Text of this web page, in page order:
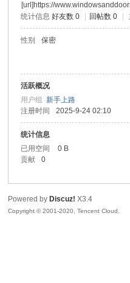
[url]https://
统计信息 好友数 0 回帖数 0
性别 保密
活跃概况
用户组新手上路
注册时间
2025-9-24 02:10
统计信息
已用空间
0 B
贡献
0
Powered by Discuz! X3.4
Copyright © 2001-2020, Tencent Cloud.